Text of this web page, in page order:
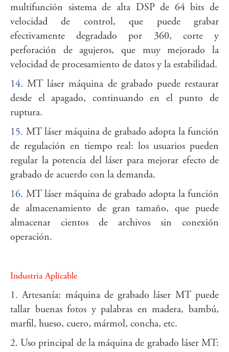
multifunción sistema de alta DSP de 64 bits de
velocidad de control, que puede grabar
efectivamente degradado por 360, corte y
perforación de agujeros, que muy mejorado la
velocidad de procesamiento de datos y la estabilidad.
14. MT láser máquina de grabado puede restaurar
desde el apagado, continuando en el punto de
ruptura.
15. MT láser máquina de grabado adopta la función
de regulación en tiempo real: los usuarios pueden
regular la potencia del láser para mejorar efecto de
grabado de acuerdo con la demanda.
16. MT láser máquina de grabado adopta la función
de almacenamiento de gran tamaño, que puede
almacenar cientos de archivos sin conexión
operación.
Industria Aplicable
1. Artesanía: máquina de grabado láser MT puede
tallar buenas fotos y palabras en madera, bambú,
marfil, hueso, cuero, mármol, concha, etc.
2. Uso principal de la máquina de grabado láser MT: